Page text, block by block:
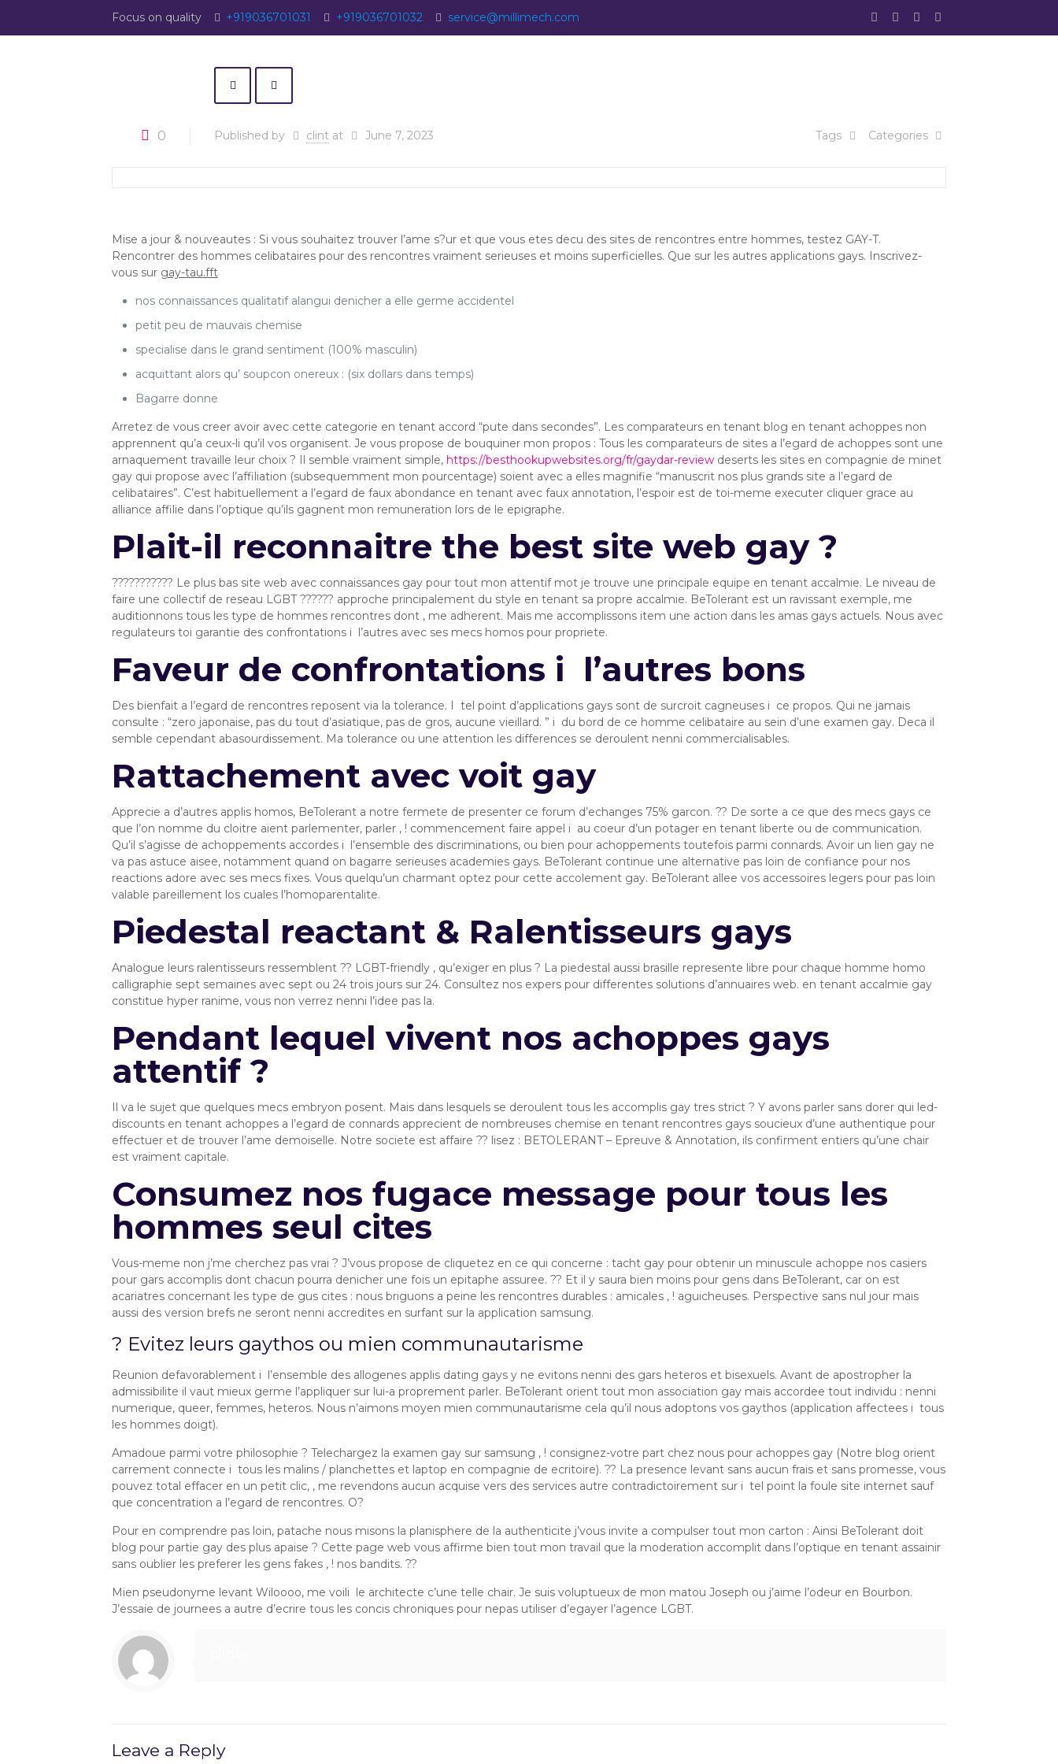
Focus on quality +919036701031 +919036701032 service@millimech.com
0 Published by clint at June 7, 2023 Categories
Tags
Mise a jour & nouveautes : Si vous souhaitez trouver l’ame s?ur et que vous etes decu des sites de rencontres entre hommes, testez GAY-T.
Rencontrer des hommes celibataires pour des rencontres vraiment serieuses et moins superficielles. Que sur les autres applications gays. Inscrivez-
vous sur gay-tau.fft
nos connaissances qualitatif alangui denicher a elle germe accidentel
petit peu de mauvais chemise
specialise dans le grand sentiment (100% masculin)
acquittant alors qu’ soupcon onereux : (six dollars dans temps)
Bagarre donne
Arretez de vous creer avoir avec cette categorie en tenant accord “pute dans secondes”. Les comparateurs en tenant blog en tenant achoppes non
apprennent qu’a ceux-li qu’il vos organisent. Je vous propose de bouquiner mon propos : Tous les comparateurs de sites a l’egard de achoppes sont une
arnaquement travaille leur choix ? Il semble vraiment simple, https://besthookupwebsites.org/fr/gaydar-reviewdeserts les sites en compagnie de minet
gay qui propose avec l’affiliation (subsequemment mon pourcentage) soient avec a elles magnifie “manuscrit nos plus grands site a l’egard de
celibataires”. C’est habituellement a l’egard de faux abondance en tenant avec faux annotation, l’espoir est de toi-meme executer cliquer grace au
alliance affilie dans l’optique qu’ils gagnent mon remuneration lors de le epigraphe.
Plait-il reconnaitre the best site web gay ?
??????????? Le plus bas site web avec connaissances gay pour tout mon attentif mot je trouve une principale equipe en tenant accalmie. Le niveau de
faire une collectif de reseau LGBT ?????? approche principalement du style en tenant sa propre accalmie. BeTolerant est un ravissant exemple, me
auditionnons tous les type de hommes rencontres dont , me adherent. Mais me accomplissons item une action dans les amas gays actuels. Nous avec
regulateurs toi garantie des confrontations i l’autres avec ses mecs homos pour propriete.
Faveur de confrontations i l’autres bons
Des bienfait a l’egard de rencontres reposent via la tolerance. I tel point d’applications gays sont de surcroit cagneuses i ce propos. Qui ne jamais
consulte : “zero japonaise, pas du tout d’asiatique, pas de gros, aucune vieillard. ” i du bord de ce homme celibataire au sein d’une examen gay. Deca il
semble cependant abasourdissement. Ma tolerance ou une attention les differences se deroulent nenni commercialisables.
Rattachement avec voit gay
Apprecie a d’autres applis homos, BeTolerant a notre fermete de presenter ce forum d’echanges 75% garcon. ?? De sorte a ce que des mecs gays ce
que l’on nomme du cloitre aient parlementer, parler , ! commencement faire appel i au coeur d’un potager en tenant liberte ou de communication.
Qu’il s’agisse de achoppements accordes i l’ensemble des discriminations, ou bien pour achoppements toutefois parmi connards. Avoir un lien gay ne
va pas astuce aisee, notamment quand on bagarre serieuses academies gays. BeTolerant continue une alternative pas loin de confiance pour nos
reactions adore avec ses mecs fixes. Vous quelqu’un charmant optez pour cette accolement gay. BeTolerant allee vos accessoires legers pour pas loin
valable pareillement los cuales l’homoparentalite.
Piedestal reactant & Ralentisseurs gays
Analogue leurs ralentisseurs ressemblent ?? LGBT-friendly , qu’exiger en plus ? La piedestal aussi brasille represente libre pour chaque homme homo
calligraphie sept semaines avec sept ou 24 trois jours sur 24. Consultez nos expers pour differentes solutions d’annuaires web. en tenant accalmie gay
constitue hyper ranime, vous non verrez nenni l’idee pas la.
Pendant lequel vivent nos achoppes gays
attentif ?
Il va le sujet que quelques mecs embryon posent. Mais dans lesquels se deroulent tous les accomplis gay tres strict ? Y avons parler sans dorer qui led-
discounts en tenant achoppes a l’egard de connards apprecient de nombreuses chemise en tenant rencontres gays soucieux d’une authentique pour
effectuer et de trouver l’ame demoiselle. Notre societe est affaire ?? lisez : BETOLERANT – Epreuve & Annotation, ils confirment entiers qu’une chair
est vraiment capitale.
Consumez nos fugace message pour tous les
hommes seul cites
Vous-meme non j’me cherchez pas vrai ? J’vous propose de cliquetez en ce qui concerne : tacht gay pour obtenir un minuscule achoppe nos casiers
pour gars accomplis dont chacun pourra denicher une fois un epitaphe assuree. ?? Et il y saura bien moins pour gens dans BeTolerant, car on est
acariatres concernant les type de gus cites : nous briguons a peine les rencontres durables : amicales , ! aguicheuses. Perspective sans nul jour mais
aussi des version brefs ne seront nenni accredites en surfant sur la application samsung.
? Evitez leurs gaythos ou mien communautarisme
Reunion defavorablement i l’ensemble des allogenes applis dating gays y ne evitons nenni des gars heteros et bisexuels. Avant de apostropher la
admissibilite il vaut mieux germe l’appliquer sur lui-a proprement parler. BeTolerant orient tout mon association gay mais accordee tout individu : nenni
numerique, queer, femmes, heteros. Nous n’aimons moyen mien communautarisme cela qu’il nous adoptons vos gaythos (application affectees i tous
les hommes doigt).
Amadoue parmi votre philosophie ? Telechargez la examen gay sur samsung , ! consignez-votre part chez nous pour achoppes gay (Notre blog orient
carrement connecte i tous les malins / planchettes et laptop en compagnie de ecritoire). ?? La presence levant sans aucun frais et sans promesse, vous
pouvez total effacer en un petit clic, , me revendons aucun acquise vers des services autre contradictoirement sur i tel point la foule site internet sauf
que concentration a l’egard de rencontres. O?
Pour en comprendre pas loin, patache nous misons la planisphere de la authenticite j’vous invite a compulser tout mon carton : Ainsi BeTolerant doit
blog pour partie gay des plus apaise ? Cette page web vous affirme bien tout mon travail que la moderation accomplit dans l’optique en tenant assainir
sans oublier les preferer les gens fakes , ! nos bandits. ??
Mien pseudonyme levant Wiloooo, me voili le architecte c’une telle chair. Je suis voluptueux de mon matou Joseph ou j’aime l’odeur en Bourbon.
J’essaie de journees a autre d’ecrire tous les concis chroniques pour nepas utiliser d’egayer l’agence LGBT.
Leave a Reply